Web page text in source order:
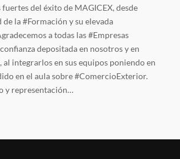
del éxito de MAGICEX, desde
de la #Formación y su elevada
a todas las #Empresas
depositada en nosotros y en
al integrarlos en sus equipos poniendo en
en el aula sobre #ComercioExterior.
y representación…